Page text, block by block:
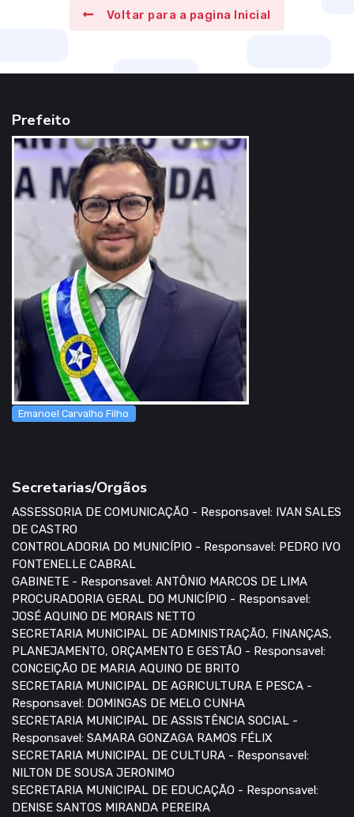
Voltar para a pagina Inicial
Prefeito
Emanoel Carvalho Filho
Secretarias/Orgãos
ASSESSORIA DE COMUNICAÇÃO - Responsavel: IVAN SALES
DE CASTRO
CONTROLADORIA DO MUNICÍPIO - Responsavel: PEDRO IVO
FONTENELLE CABRAL
GABINETE - Responsavel: ANTÔNIO MARCOS DE LIMA
PROCURADORIA GERAL DO MUNICÍPIO - Responsavel:
JOSÉ AQUINO DE MORAIS NETTO
SECRETARIA MUNICIPAL DE ADMINISTRAÇÃO, FINANÇAS,
PLANEJAMENTO, ORÇAMENTO E GESTÃO - Responsavel:
CONCEIÇÃO DE MARIA AQUINO DE BRITO
SECRETARIA MUNICIPAL DE AGRICULTURA E PESCA -
Responsavel: DOMINGAS DE MELO CUNHA
SECRETARIA MUNICIPAL DE ASSISTÊNCIA SOCIAL -
Responsavel: SAMARA GONZAGA RAMOS FÉLIX
SECRETARIA MUNICIPAL DE CULTURA - Responsavel:
NILTON DE SOUSA JERONIMO
SECRETARIA MUNICIPAL DE EDUCAÇÃO - Responsavel:
DENISE SANTOS MIRANDA PEREIRA